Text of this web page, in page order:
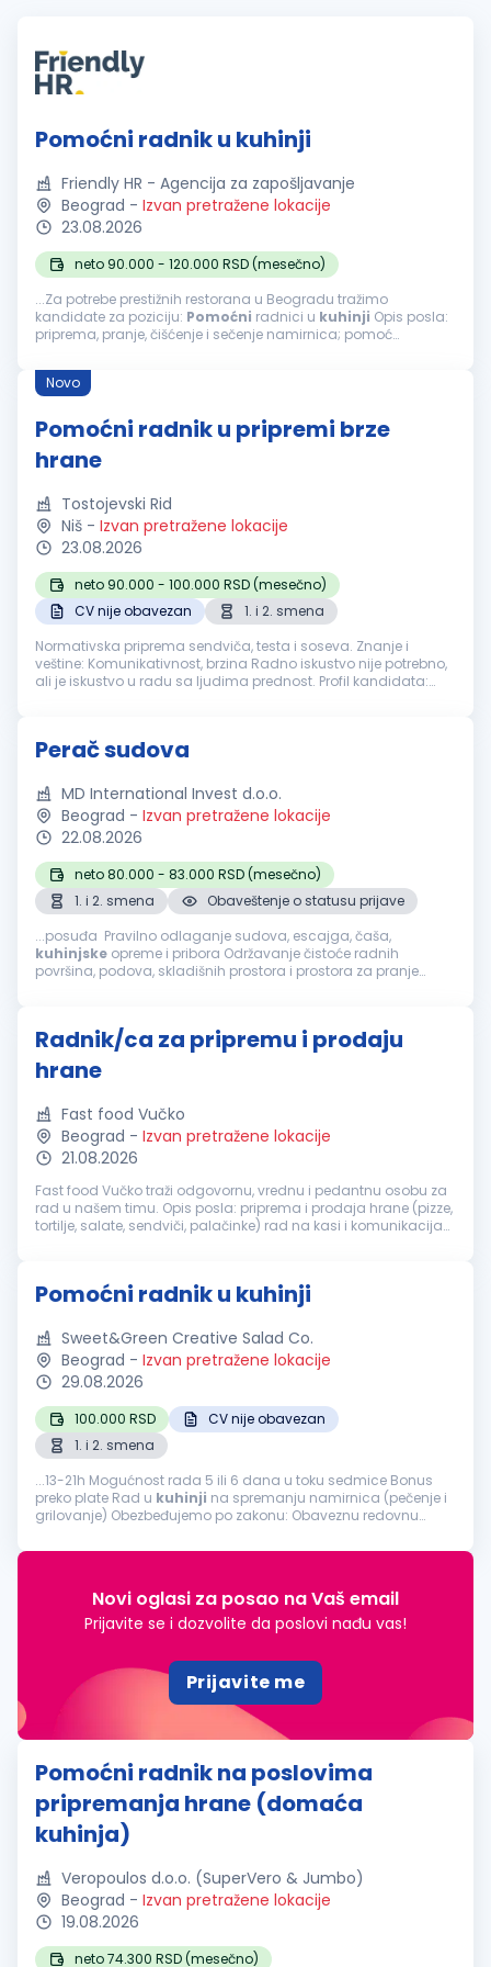
Pomoćni radnik u kuhinji
Friendly HR - Agencija za zapošljavanje
Beograd - Izvan pretražene lokacije
23.08.2026
neto 90.000 - 120.000 RSD (mesečno)
...Za potrebe prestižnih restorana u Beogradu tražimo
kandidate za poziciju: Pomoćni radnici u kuhinji Opis posla:
priprema, pranje, čišćenje i sečenje namirnica; pomoć
poslova u
Novo
Pomoćni radnik u pripremi brze
hrane
Tostojevski Rid
Niš - Izvan pretražene lokacije
23.08.2026
neto 90.000 - 100.000 RSD (mesečno)
CV nije obavezan
1. i 2. smena
Normativska priprema sendviča, testa i soseva. Znanje i
veštine: Komunikativnost, brzina Radno iskustvo nije potrebno,
ali je iskustvo u radu sa ljudima prednost. Profil kandidata:
Perač sudova
MD International Invest d.o.o.
Beograd - Izvan pretražene lokacije
22.08.2026
neto 80.000 - 83.000 RSD (mesečno)
1. i 2. smena
Obaveštenje o statusu prijave
...posuđa Pravilno odlaganje sudova, escajga, čaša,
kuhinjske opreme i pribora Održavanje čistoće radnih
površina, podova, skladišnih prostora i prostora za pranje
Radnik/ca za pripremu i prodaju
hrane
Fast food Vučko
Beograd - Izvan pretražene lokacije
21.08.2026
Fast food Vučko traži odgovornu, vrednu i pedantnu osobu za
rad u našem timu. Opis posla: priprema i prodaja hrane (pizze,
tortilje, salate, sendviči, palačinke) rad na kasi i komunikacija
Pomoćni radnik u kuhinji
Sweet&Green Creative Salad Co.
Beograd - Izvan pretražene lokacije
29.08.2026
100.000 RSD
CV nije obavezan
1. i 2. smena
...13-21h Mogućnost rada 5 ili 6 dana u toku sedmice Bonus
preko plate Rad u kuhinji na spremanju namirnica (pečenje i
grilovanje) Obezbeđujemo po zakonu: Obaveznu redovnu
Novi oglasi za posao na Vaš email
Prijavite se i dozvolite da poslovi nađu vas!
Prijavite me
Pomoćni radnik na poslovima
pripremanja hrane (domaća
kuhinja)
Veropoulos d.o.o. (SuperVero & Jumbo)
Beograd - Izvan pretražene lokacije
19.08.2026
neto 74.300 RSD (mesečno)